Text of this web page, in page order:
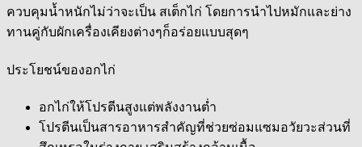
ควบคุมน้ำหนักไม่ว่าจะเป็น สเต็กไก่ โดยการนำไปหมักและย่าง
ทานคู่กับผักเครื่องเคียงต่างๆก็อร่อยแบบสุดๆ
ประโยชน์ของอกไก่
อกไก่ให้โปรตีนสูงแต่พลังงานต่ำ
โปรตีนเป็นสารอาหารสำคัญที่ช่วยซ่อมแซมอวัยวะส่วนที่